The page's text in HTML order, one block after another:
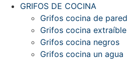
GRIFOS DE COCINA
Grifos cocina de pared
Grifos cocina extraíble
Grifos cocina negros
Grifos cocina un agua